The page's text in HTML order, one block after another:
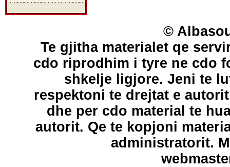
©
Te gjitha materialet qe
cdo riprodhim i tyre ne cdo
shkelje ligjore. Jeni te
respektoni te drejtat e
dhe per cdo material te
autorit. Qe te kopjoni
administratorit.